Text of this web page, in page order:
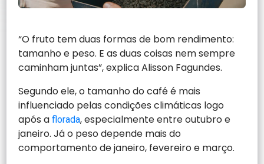
“O fruto tem duas formas de bom rendimento:
tamanho e peso. E as duas coisas nem sempre
caminham juntas”, explica Alisson Fagundes.
Segundo ele, o tamanho do café é mais
influenciado pelas condições climáticas logo
após aflorada, especialmente entre outubro e
janeiro. Já o peso depende mais do
comportamento de janeiro, fevereiro e março.